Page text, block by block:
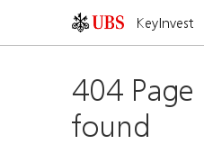
KeyInvest
404
found